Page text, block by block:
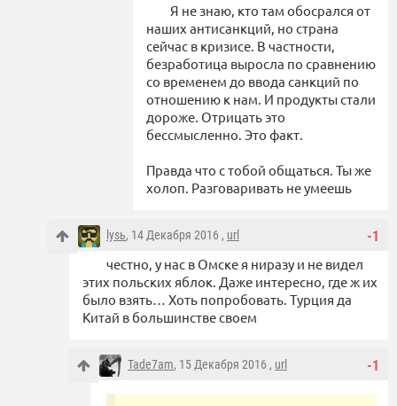
Я не знаю, кто там обосрался от
наших антисанкций, но страна
сейчас в кризисе. В частности,
безработица выросла по сравнению
со временем до ввода санкций по
отношению к нам. И продукты стали
дороже. Отрицать это
бессмысленно. Это факт.
Правда что с тобой общаться. Ты же
холоп. Разговаривать не умеешь
-1
lysь, 14 Декабря 2016 , url
честно, у нас в Омске я ниразу и не видел
этих польских яблок. Даже интересно, где ж их
было взять… Хоть попробовать. Турция да
Китай в большинстве своем
-1
Tade7am, 15 Декабря 2016 , url